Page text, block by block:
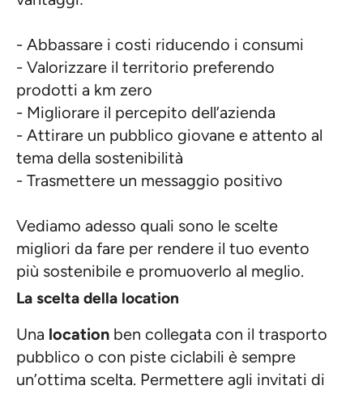
- Abbassare i costi riducendo i consumi
- Valorizzare il territorio preferendo
prodotti a km zero
- Migliorare il percepito dell’azienda
- Attirare un pubblico giovane e attento al
tema della sostenibilità
- Trasmettere un messaggio positivo
Vediamo adesso quali sono le scelte
migliori da fare per rendere il tuo evento
più sostenibile e promuoverlo al meglio.
La scelta della location
Una location ben collegata con il trasporto
pubblico o con piste ciclabili è sempre
un’ottima scelta. Permettere agli invitati di